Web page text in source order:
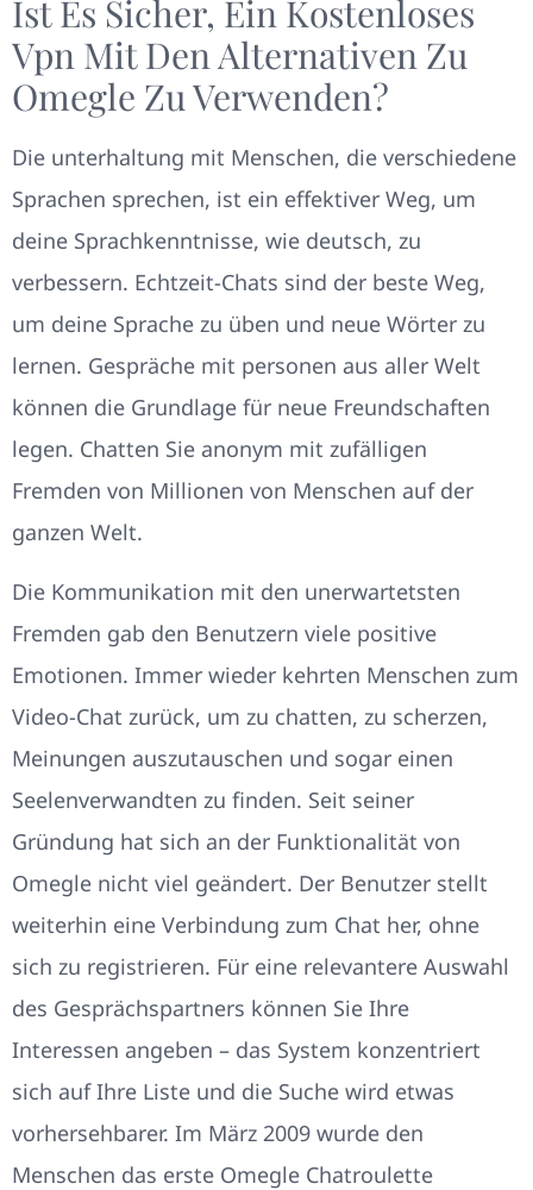
Ist Es Sicher, Ein Kostenloses
Vpn Mit Den Alternativen Zu
Omegle Zu Verwenden?
Die unterhaltung mit Menschen, die verschiedene
Sprachen sprechen, ist ein effektiver Weg, um
deine Sprachkenntnisse, wie deutsch, zu
verbessern. Echtzeit-Chats sind der beste Weg,
um deine Sprache zu üben und neue Wörter zu
lernen. Gespräche mit personen aus aller Welt
können die Grundlage für neue Freundschaften
legen. Chatten Sie anonym mit zufälligen
Fremden von Millionen von Menschen auf der
ganzen Welt.
Die Kommunikation mit den unerwartetsten
Fremden gab den Benutzern viele positive
Emotionen. Immer wieder kehrten Menschen zum
Video-Chat zurück, um zu chatten, zu scherzen,
Meinungen auszutauschen und sogar einen
Seelenverwandten zu finden. Seit seiner
Gründung hat sich an der Funktionalität von
Omegle nicht viel geändert. Der Benutzer stellt
weiterhin eine Verbindung zum Chat her, ohne
sich zu registrieren. Für eine relevantere Auswahl
des Gesprächspartners können Sie Ihre
Interessen angeben – das System konzentriert
sich auf Ihre Liste und die Suche wird etwas
vorhersehbarer. Im März 2009 wurde den
Menschen das erste Omegle Chatroulette